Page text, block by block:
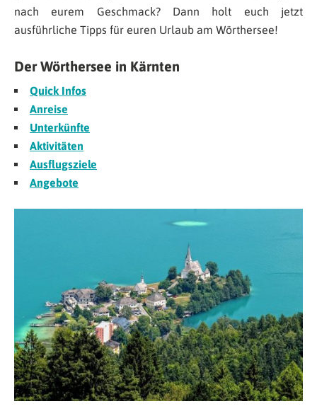
nach eurem Geschmack? Dann holt euch jetzt
ausführliche Tipps für euren Urlaub am Wörthersee!
Der Wörthersee in Kärnten
Quick Infos
Anreise
Unterkünfte
Aktivitäten
Ausflugsziele
Angebote